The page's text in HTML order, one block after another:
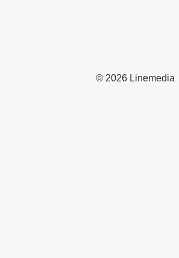
© 2026 Linemedia